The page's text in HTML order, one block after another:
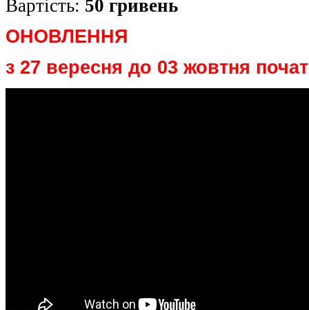
Вартість: 50 гривень
ОНОВЛЕННЯ
з 27 вересня до 03 жовтня